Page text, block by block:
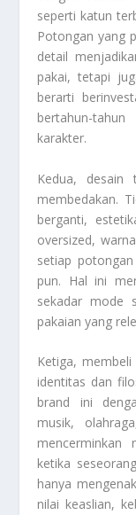
seperti katun
Potongan yang
detail
pakai, tetapi
berarti
bertahun-
karakter.
Kedua, desain
membedakan.
berganti,
oversized,
setiap
pun. Hal ini
sekadar mode
pakaian yang
Ketiga,
identitas dan
brand ini
musik,
mencerminkan
ketika
hanya
nilai keaslian,